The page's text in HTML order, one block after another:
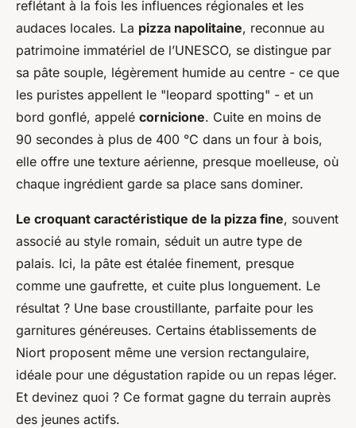
reflétant à la fois les influences régionales et les
audaces locales. La pizza napolitaine, reconnue au
patrimoine immatériel de l’UNESCO, se distingue par
sa pâte souple, légèrement humide au centre - ce que
les puristes appellent le "leopard spotting" - et un
bord gonflé, appelé cornicione. Cuite en moins de
90 secondes à plus de 400 °C dans un four à bois,
elle offre une texture aérienne, presque moelleuse, où
chaque ingrédient garde sa place sans dominer.
Le croquant caractéristique de la pizza fine, souvent
associé au style romain, séduit un autre type de
palais. Ici, la pâte est étalée finement, presque
comme une gaufrette, et cuite plus longuement. Le
résultat ? Une base croustillante, parfaite pour les
garnitures généreuses. Certains établissements de
Niort proposent même une version rectangulaire,
idéale pour une dégustation rapide ou un repas léger.
Et devinez quoi ? Ce format gagne du terrain auprès
des jeunes actifs.